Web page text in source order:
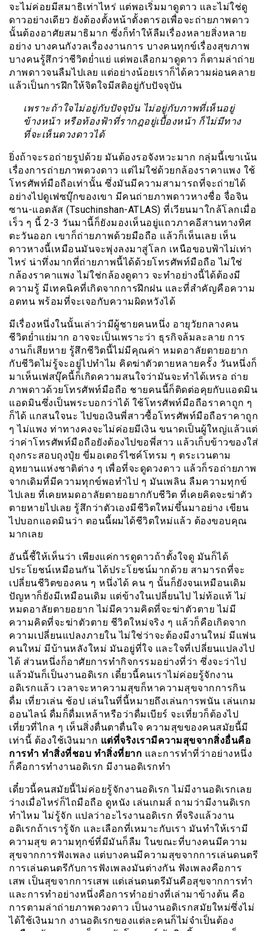
จะไม่ค่อยมีสมาธิเท่าไหร่ แต่พอเริ่มมาดูดาว และไม่ใช่ดู
ดาวอย่างเดียว ยังต้องตั้งหน้าตั้งตารอเพื่อจะถ่ายภาพดาว
นั้นต้องอาศัยสมาธิมาก ซึ่งก็ทำให้ลืมเรื่องหลายสิ่งหลาย
อย่าง บางคนกังวลเรื่องงานการ บางคนทุกข์เรื่องสุขภาพ
บางคนรู้สึกว่าชีวิตย่ำแย่ แต่พอเลือกมาดูดาว ก็ตามล่าถ่าย
ภาพดาวจนลืมไปเลย แต่อย่างน้อยเราก็ได้ความผ่อนคลาย
แล้วเป็นการฝึกให้จิตใจมีสติอยู่กับปัจจุบัน
เพราะถ้าใจไม่อยู่กับปัจจุบัน ไม่อยู่กับภาพที่เห็นอยู่
ข้างหน้า หรือท้องฟ้าที่รากฎอยู่เบื้องหน้า ก็ไม่มีทาง
ที่จะเห็นดวงดาวได้
ยิ่งถ้าจะรอถ่ายรูปด้วย มันต้องรอจังหวะมาก กลุ่มนี้เขาเน้น
เรื่องการถ่ายภาพดวงดาว แต่ไม่ใช่ด้วยกล้องราคาแพง ใช้
โทรศัพท์มือถือเท่านั้น ซึ่งมันมีความสามารถที่จะถ่ายได้
อย่างไปดูเฟซบุ๊กของเขา มีคนถ่ายภาพดาวหางชื่อ จื่อจิน
ซาน-แอตลัส (Tsuchinshan-ATLAS) ที่เวียนมาใกล้โลกเมื่อ
เร็ว ๆ นี้ 2-3 วันมานี้ก็ยังมองเห็นอยู่แถวภาคอีสานทางทิศ
ตะวันออก เขาก็ถ่ายภาพด้วยมือถือ แล้วก็เห็นเลย เห็น
ดาวหางนี้เหมือนมันจะพุ่งลงมาสู่โลก เหนือขอบฟ้าไม่เท่า
ไหร่ น่าทึ่งมากที่ถ่ายภาพนี้ได้ด้วยโทรศัพท์มือถือ ไม่ใช่
กล้องราคาแพง ไม่ใช่กล้องดูดาว จะทำอย่างนี้ได้ต้องมี
ความรู้ มีเทคนิคที่เกิดจากการฝึกฝน และที่สำคัญคือความ
อดทน พร้อมที่จะเจอกับความผิดหวังได้
มีเรื่องหนึ่งในนั้นเล่าว่ามีผู้ชายคนหนึ่ง อายุวัยกลางคน
ชีวิตย่ำแย่มาก อาจจะเป็นเพราะว่า ธุรกิจล้มละลาย การ
งานก็เสียหาย รู้สึกชีวิตนี้ไม่มีคุณค่า หมดอาลัยตายอยาก
กับชีวิตไม่รู้จะอยู่ไปทำไม คิดฆ่าตัวตายหลายครั้ง วันหนึ่งก็
มาเห็นเฟสบุ๊คนี้ก็เกิดความสนใจว่ามันจะทำได้เหรอ ถ่าย
ภาพดาวด้วยโทรศัพท์มือถือ ชายคนนี้ก็ติดต่อคุยกับแอดมิน
แอดมินซึ่งเป็นพระบอกว่าได้ ใช้โทรศัพท์มือถือราคาถูก ๆ
ก็ได้ แกสนใจนะ ไปขอเงินพี่สาวซื้อโทรศัพท์มือถือราคาถูก
ๆ ไม่แพง ท่าทางคงจะไม่ค่อยมีเงิน ขนาดเป็นผู้ใหญ่แล้วแต่
ว่าค่าโทรศัพท์มือถือยังต้องไปขอพี่สาว แล้วเก็บข้าวของใส่
ถุงกระสอบถุงปุ๋ย ขี่มอเตอร์ไซค์โทรม ๆ ตระเวนตาม
อุทยานแห่งชาติต่าง ๆ เพื่อที่จะดูดวงดาว แล้วก็รอถ่ายภาพ
จากเดิมที่มีความทุกข์พอทำไป ๆ มันเพลิน ลืมความทุกข์
ไปเลย ที่เคยหมดอาลัยตายอยากกับชีวิต ที่เคยคิดจะฆ่าตัว
ตายหายไปเลย รู้สึกว่าตัวเองมีชีวิตใหม่ขึ้นมาอย่าง เขียน
ไปบอกแอดมินว่า ตอนนี้ผมได้ชีวิตใหม่แล้ว ต้องขอบคุณ
มากเลย
อันนี้ชี้ให้เห็นว่า เพียงแค่การดูดาวถ้าตั้งใจดู มันก็ได้
ประโยชน์เหมือนกัน ได้ประโยชน์มากด้วย สามารถที่จะ
เปลี่ยนชีวิตของคน ๆ หนึ่งได้ คน ๆ นั้นก็ยังจนเหมือนเดิม
ปัญหาก็ยังมีเหมือนเดิม แต่ข้างในเปลี่ยนไป ไม่ท้อแท้ ไม่
หมดอาลัยตายอยาก ไม่มีความคิดที่จะฆ่าตัวตาย ไม่มี
ความคิดที่จะฆ่าตัวตาย ชีวิตใหม่จริง ๆ แล้วก็คือเกิดจาก
ความเปลี่ยนแปลงภายใน ไม่ใช่ว่าจะต้องมีงานใหม่ มีแฟน
คนใหม่ มีบ้านหลังใหม่ มันอยู่ที่ใจ และใจที่เปลี่ยนแปลงไป
ได้ ส่วนหนึ่งก็อาศัยการทำกิจกรรมอย่างที่ว่า ซึ่งจะว่าไป
แล้วมันก็เป็นงานอดิเรก เดี๋ยวนี้คนเราไม่ค่อยรู้จักงาน
อดิเรกแล้ว เวลาจะหาความสุขก็หาความสุขจากการกิน
ดื่ม เที่ยวเล่น ช้อป เล่นในที่นี้หมายถึงเล่นการพนัน เล่นเกม
ออนไลน์ ดื่มก็ดื่มเหล้าหรือว่าดื่มเบียร์ จะเที่ยวก็ต้องไป
เที่ยวที่ไกล ๆ เห็นสิ่งตื่นตาตื่นใจ ความสุขของคนสมัยนี้มี
เท่านี้ ต้องใช้เงินมาก แต่ที่จริงเรามีความสุขจากสิ่งอื่นคือ
การทำ ทำสิ่งที่ชอบ ทำสิ่งที่ยาก และการทำที่ว่าอย่างหนึ่ง
ก็คือการทำงานอดิเรก มีงานอดิเรกทำ
เดี๋ยวนี้คนสมัยนี้ไม่ค่อยรู้จักงานอดิเรก ไม่มีงานอดิเรกเลย
ว่างเมื่อไหร่ก็ไถมือถือ ดูหนัง เล่นเกมส์ ถามว่ามีงานดิเรก
ทำไหม ไม่รู้จัก แปลว่าอะไรงานอดิเรก ที่จริงแล้วงาน
อดิเรกถ้าเรารู้จัก และเลือกที่เหมาะกับเรา มันทำให้เรามี
ความสุข ความทุกข์ที่มีมันก็ลืม ในขณะที่บางคนมีความ
สุขจากการฟังเพลง แต่บางคนมีความสุขจากการเล่นดนตรี
การเล่นดนตรีกับการฟังเพลงมันต่างกัน ฟังเพลงคือการ
เสพ เป็นสุขจากการเสพ แต่เล่นดนตรีมันคือสุขจากการทำ
และการทำอย่างหนึ่งคือการทำอย่างที่เล่ามาข้างต้น คือ
การตามล่าถ่ายภาพดวงดาว เป็นงานอดิเรกสมัยใหม่ซึ่งไม่
ได้ใช้เงินมาก งานอดิเรกของแต่ละคนก็ไม่จำเป็นต้อง